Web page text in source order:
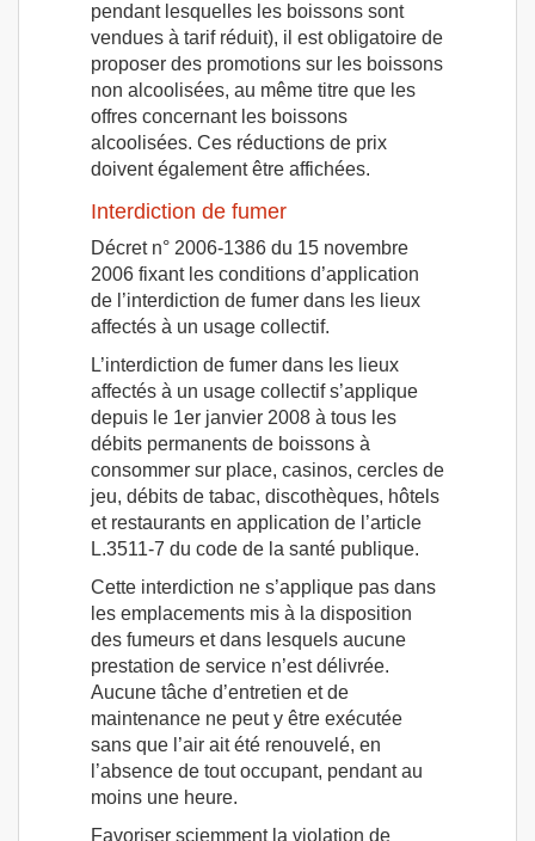
pendant lesquelles les boissons sont
vendues à tarif réduit), il est obligatoire de
proposer des promotions sur les boissons
non alcoolisées, au même titre que les
offres concernant les boissons
alcoolisées. Ces réductions de prix
doivent également être affichées.
Interdiction de fumer
Décret n° 2006-1386 du 15 novembre
2006 fixant les conditions d’application
de l’interdiction de fumer dans les lieux
affectés à un usage collectif.
L’interdiction de fumer dans les lieux
affectés à un usage collectif s’applique
depuis le 1er janvier 2008 à tous les
débits permanents de boissons à
consommer sur place, casinos, cercles de
jeu, débits de tabac, discothèques, hôtels
et restaurants en application de l’article
L.3511-7 du code de la santé publique.
Cette interdiction ne s’applique pas dans
les emplacements mis à la disposition
des fumeurs et dans lesquels aucune
prestation de service n’est délivrée.
Aucune tâche d’entretien et de
maintenance ne peut y être exécutée
sans que l’air ait été renouvelé, en
l’absence de tout occupant, pendant au
moins une heure.
Favoriser sciemment la violation de